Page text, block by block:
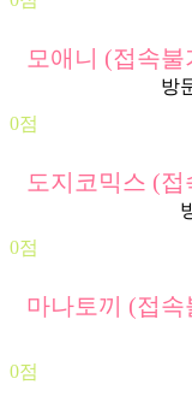
모애니 (접속불
방
0점
도지코믹스 (접
0점
마나토끼 (접속
0점